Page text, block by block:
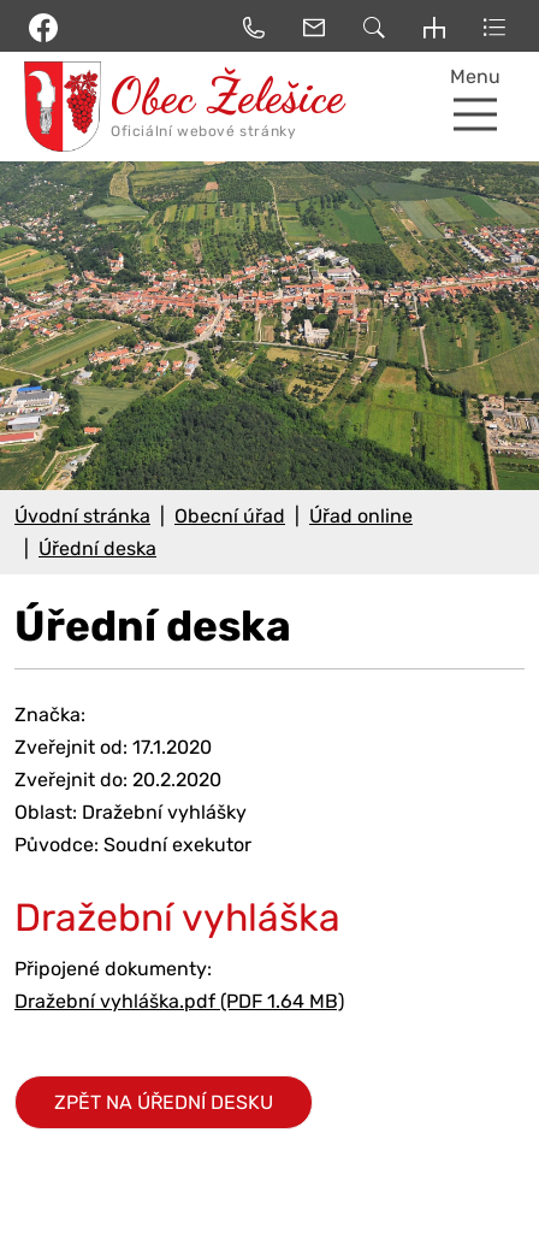
Menu
Úvodní stránka Obecní úřad
Úřad online
Úřední deska
Úřední deska
Značka:
Zveřejnit od: 17.1.2020
Zveřejnit do: 20.2.2020
Oblast: Dražební vyhlášky
Původce: Soudní exekutor
Dražební vyhláška
Připojené dokumenty:
Dražební vyhláška.pdf (PDF 1.64 MB)
ZPĚT NA ÚŘEDNÍ DESKU